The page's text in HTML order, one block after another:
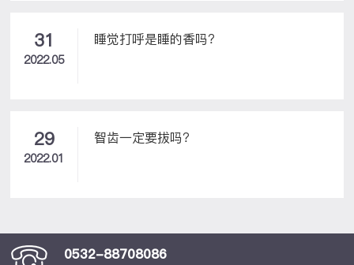
31
2022.05
睡觉打呼是睡的香吗？
29
2022.01
智齿一定要拔吗？
0532-88708086